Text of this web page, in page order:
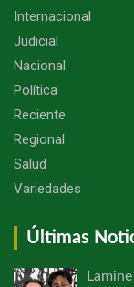
Internacional
Judicial
Nacional
Política
Reciente
Regional
Salud
Variedades
Últimas